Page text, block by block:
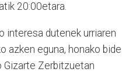
20:00etara.
interesa dutenek urriaren
azken eguna, honako bide
Gizarte Zerbitzuetan